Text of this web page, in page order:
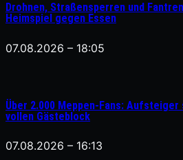
Drohnen, Straßensperren und
Heimspiel gegen Essen
07.08.2026 – 18:05
Über 2.000 Meppen-Fans:
vollen Gästeblock
07.08.2026 – 16:13